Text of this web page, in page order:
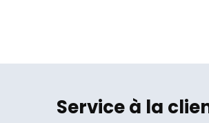
Service à la